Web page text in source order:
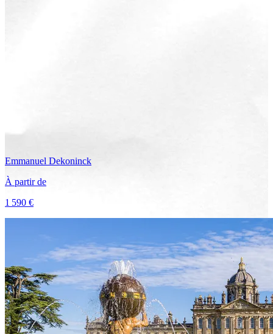
Emmanuel Dekoninck
À partir de
1 590 €